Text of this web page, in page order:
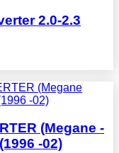
2.0-2.3
(Megane -
-02)